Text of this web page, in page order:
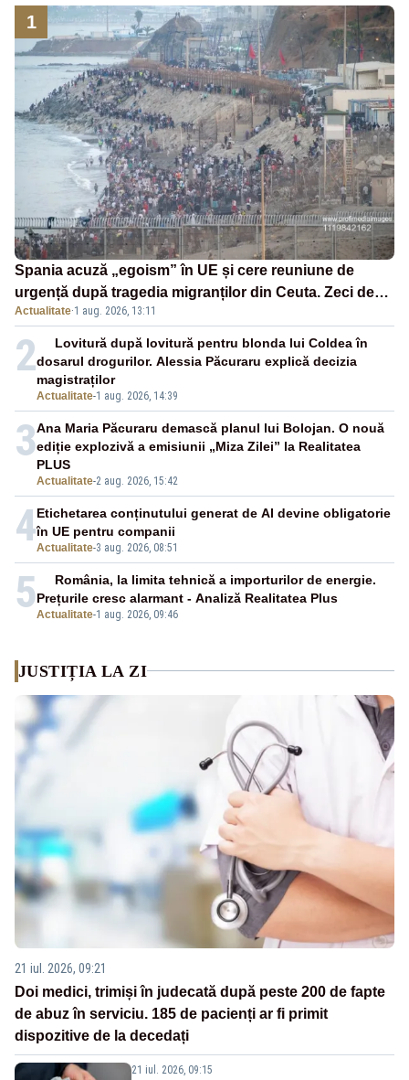
1
Spania acuză „egoism” în UE și cere reuniune de
urgență după tragedia migranților din Ceuta. Zeci de
oameni au murit
Actualitate·1 aug. 2026, 13:11
2
Actualitate-1 aug. 2026, 14:39
Lovitură după lovitură pentru blonda lui Coldea în
dosarul drogurilor. Alessia Păcuraru explică decizia
magistraților
3
Actualitate-2 aug. 2026, 15:42
Ana Maria Păcuraru demască planul lui Bolojan. O nouă
ediție explozivă a emisiunii „Miza Zilei” la Realitatea
PLUS
4Actualitate-3 aug. 2026, 08:51
Etichetarea conținutului generat de AI devine obligatorie
în UE pentru companii
5Actualitate-1 aug. 2026, 09:46
România, la limita tehnică a importurilor de energie.
Prețurile cresc alarmant - Analiză Realitatea Plus
JUSTIȚIA LA ZI
21 iul. 2026, 09:21
Doi medici, trimiși în judecată după peste 200 de fapte
de abuz în serviciu. 185 de pacienți ar fi primit
dispozitive de la decedați
21 iul. 2026, 09:15